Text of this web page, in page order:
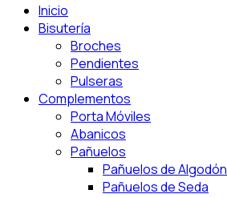
Inicio
Bisutería
Broches
Pendientes
Pulseras
Complementos
Porta Móviles
Abanicos
Pañuelos
Pañuelos de Algodón
Pañuelos de Seda